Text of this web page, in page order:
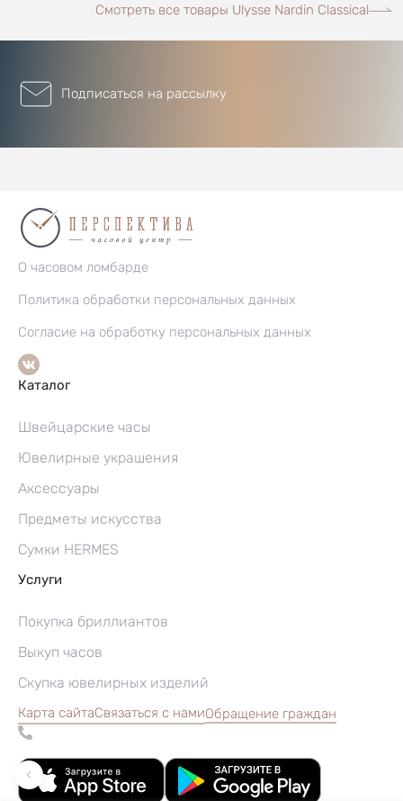
Смотреть все товары Ulysse Nardin Classical
Подписаться на рассылку
О часовом ломбарде
Политика обработки персональных данных
Согласие на обработку персональных данных
Каталог
Швейцарские часы
Ювелирные украшения
Аксессуары
Предметы искусства
Сумки HERMES
Услуги
Покупка бриллиантов
Выкуп часов
Скупка ювелирных изделий
Карта сайтаСвязаться с намиОбращение граждан